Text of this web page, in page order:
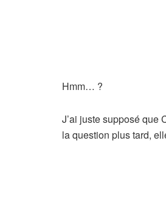
Hmm… ?
J’ai juste supposé que
la question plus tard,